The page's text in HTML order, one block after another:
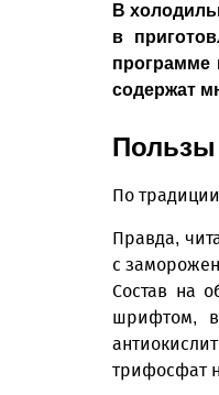
В
в
программе
содержат
По
Правда,
с
Состав на
шрифтом, в
трифосфат